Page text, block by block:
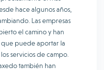
hace algunos años,
Las empresas
el camino y han
puede aportar la
servicios de campo.
también han